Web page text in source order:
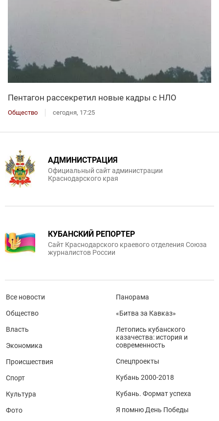
Пентагон рассекретил новые кадры с НЛО
Общество сегодня, 17:25
АДМИНИСТРАЦИЯ
Официальный сайт администрации
Краснодарского края
КУБАНСКИЙ РЕПОРТЕР
Сайт Краснодарского краевого отделения Союза
журналистов России
Все новости
Общество
Власть
Экономика
Происшествия
Спорт
Культура
Фото
Панорама
«Битва за Кавказ»
Летопись кубанского
казачества: история и
современность
Спецпроекты
Кубань 2000-2018
Кубань. Формат успеха
Я помню День Победы